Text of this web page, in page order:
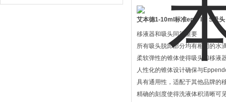
设备
艾本德1-10ml标准ep T I P S吸头
移液器和吸头同等重要
所有吸头脱卸部分均有相同的水
柔软弹性的锥体使得吸头和移液
人性化的锥体设计确保与
具有通用性，适配于其他品牌的
精确的刻度使得洗液体积清晰可